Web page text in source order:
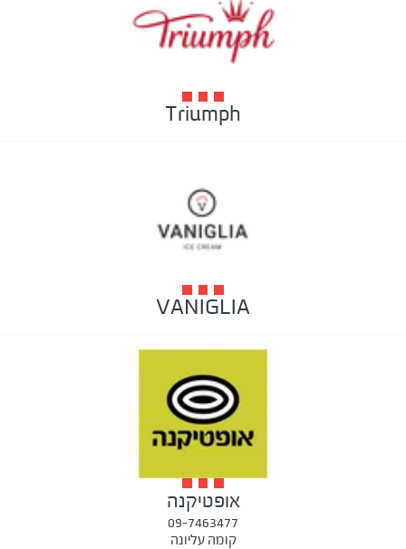
Triumph
VANIGLIA
אופטיקנה
09-7463477
קומה עליונה